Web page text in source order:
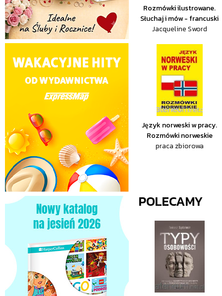
Rozmówki ilustrowane.
Słuchaj i mów - francuski
Jacqueline Sword
Język norweski w pracy.
Rozmówki norweskie
praca zbiorowa
POLECAMY